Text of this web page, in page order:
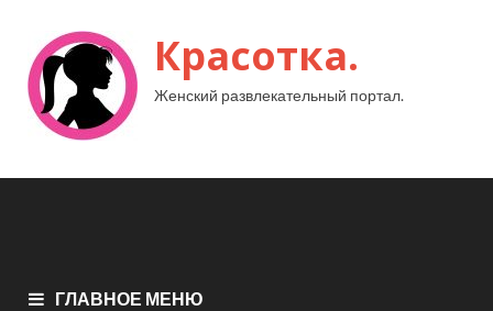
Красотка.
Женский развлекательный портал.
ГЛАВНОЕ МЕНЮ